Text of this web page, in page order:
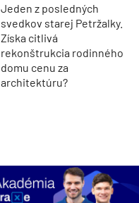
Jeden z posledných
svedkov starej Petržalky.
Získa citlivá
rekonštrukcia rodinného
domu cenu za
architektúru?